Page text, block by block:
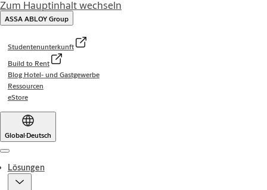
Zum Hauptinhalt wechseln
ASSA ABLOY Group
Studentenunterkunft
Build to Rent
Blog Hotel- und Gastgewerbe
Ressourcen
eStore
Global·Deutsch
Menu
Lösungen